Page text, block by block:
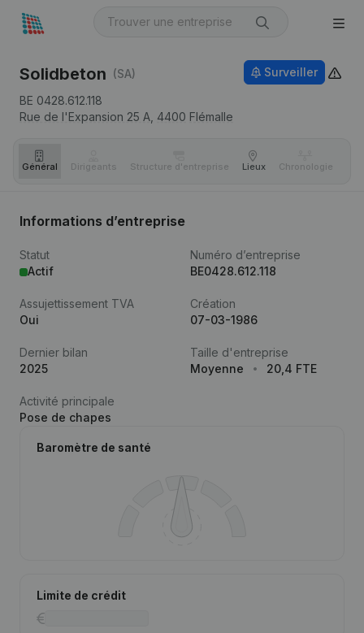
Solidbeton (SA)
BE 0428.612.118
Rue de l'Expansion 25 A, 4400 Flémalle
Surveiller
Général Dirigeants Structure d'entreprise Lieux Chronologie
Informations d’entreprise
Statut
Actif
Numéro d’entreprise
BE0428.612.118
Assujettissement TVA
Oui
Création
07-03-1986
Dernier bilan
2025
Taille d'entreprise
Moyenne
20,4 FTE
Activité principale
Pose de chapes
Baromètre de santé
Limite de crédit